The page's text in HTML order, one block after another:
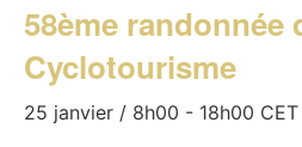
58ème randonnée
Cyclotourisme
25 janvier / 8h00 - 18h00 CET